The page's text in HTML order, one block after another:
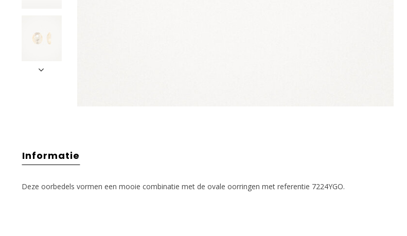
Informatie
Deze oorbedels vormen een mooie combinatie met de ovale oorringen met referentie 7224YGO.